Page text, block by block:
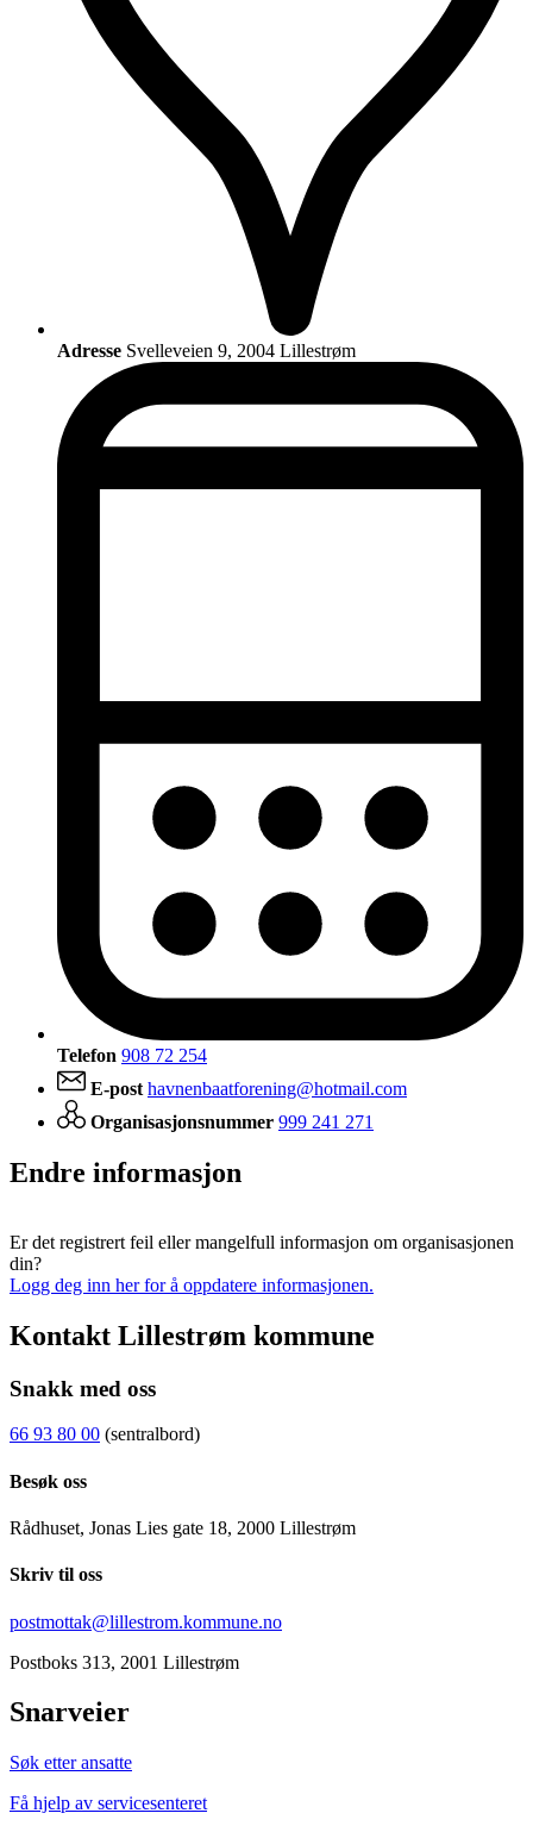
Adresse Svelleveien 9, 2004 Lillestrøm
Telefon 908 72 254
E-post havnenbaatforening@hotmail.com
Organisasjonsnummer 999 241 271
Endre informasjon
Er det registrert feil eller mangelfull informasjon om organisasjonen
din?
Logg deg inn her for å oppdatere informasjonen.
Kontakt Lillestrøm kommune
Snakk med oss
66 93 80 00 (sentralbord)
Besøk oss
Rådhuset, Jonas Lies gate 18, 2000 Lillestrøm
Skriv til oss
postmottak@lillestrom.kommune.no
Postboks 313, 2001 Lillestrøm
Snarveier
Søk etter ansatte
Få hjelp av servicesenteret